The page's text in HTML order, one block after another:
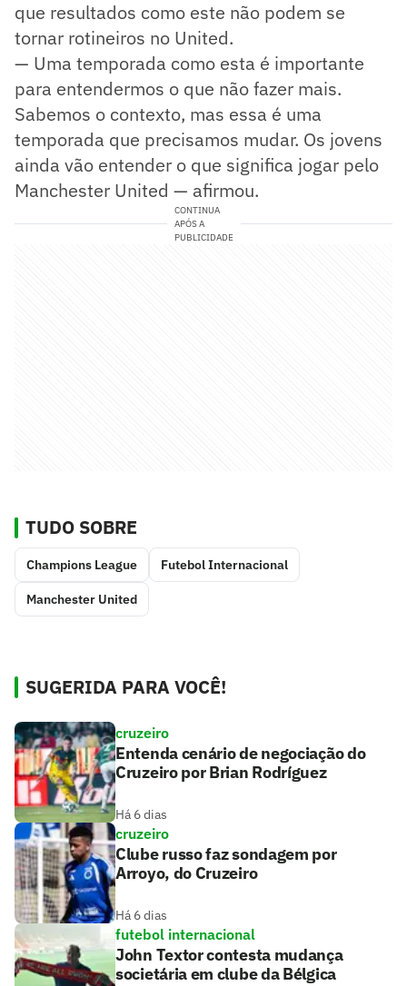
que resultados como este não podem se
tornar rotineiros no United.
— Uma temporada como esta é importante
para entendermos o que não fazer mais.
Sabemos o contexto, mas essa é uma
temporada que precisamos mudar. Os jovens
ainda vão entender o que significa jogar pelo
Manchester United — afirmou.
CONTINUA
APÓS A
PUBLICIDADE
TUDO SOBRE
Champions League Futebol Internacional
Manchester United
SUGERIDA PARA VOCÊ!
cruzeiro
Entenda cenário de negociação do
Cruzeiro por Brian Rodríguez
Há 6 dias
cruzeiro
Clube russo faz sondagem por
Arroyo, do Cruzeiro
Há 6 dias
futebol internacional
John Textor contesta mudança
societária em clube da Bélgica